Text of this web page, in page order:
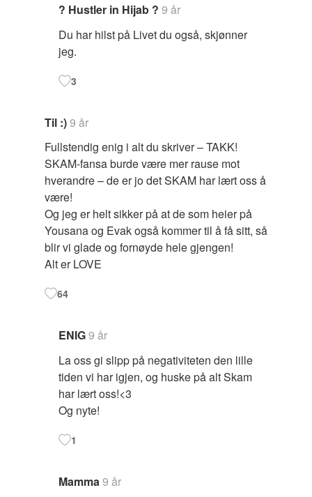
? Hustler in Hijab ? 9 år
Du har hilst på Livet du også, skjønner
jeg.
3
Til :)9 år
Fullstendig enig i alt du skriver – TAKK!
SKAM-fansa burde være mer rause mot
hverandre – de er jo det SKAM har lært oss å
være!
Og jeg er helt sikker på at de som heier på
Yousana og Evak også kommer til å få sitt, så
blir vi glade og fornøyde hele gjengen!
Alt er LOVE
64
ENIG9 år
La oss gi slipp på negativiteten den lille
tiden vi har igjen, og huske på alt Skam
har lært oss!<3
Og nyte!
1
Mamma 9 år